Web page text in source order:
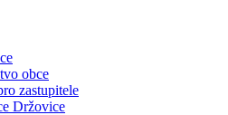
obce
zastupitele
Držovice